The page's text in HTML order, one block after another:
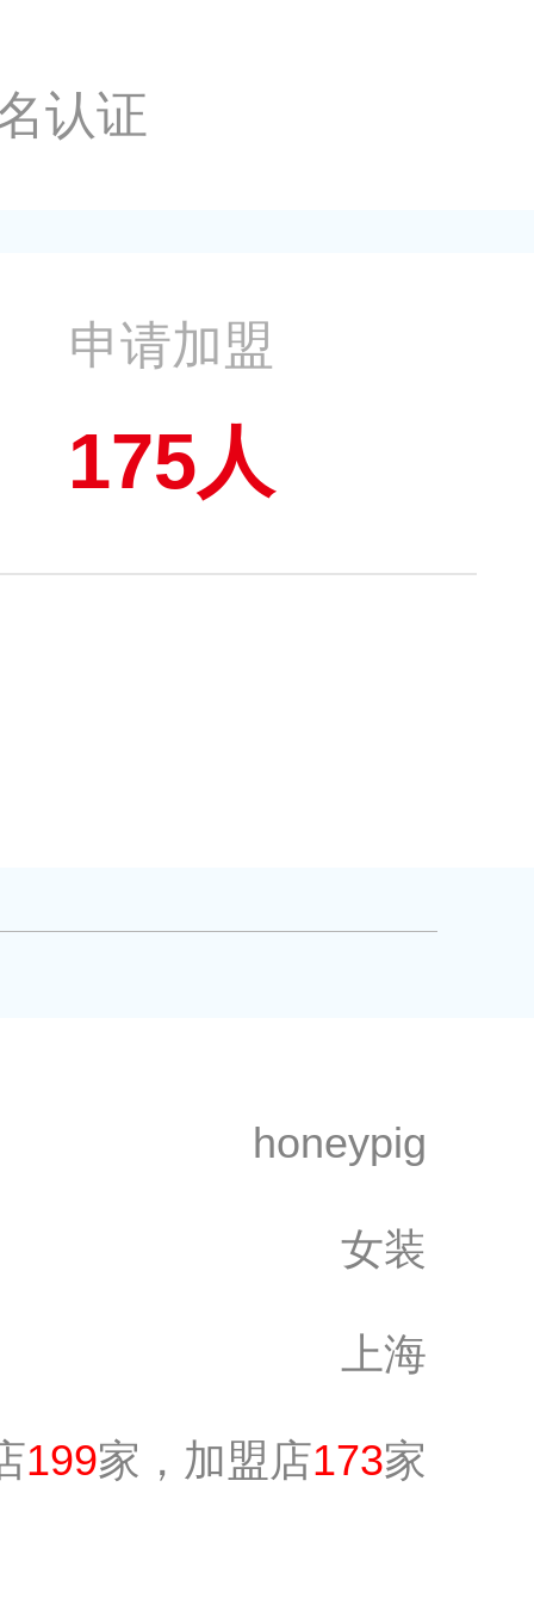
认证
申请加盟
175人
honeypig
女装
上海
199家，加盟店173家